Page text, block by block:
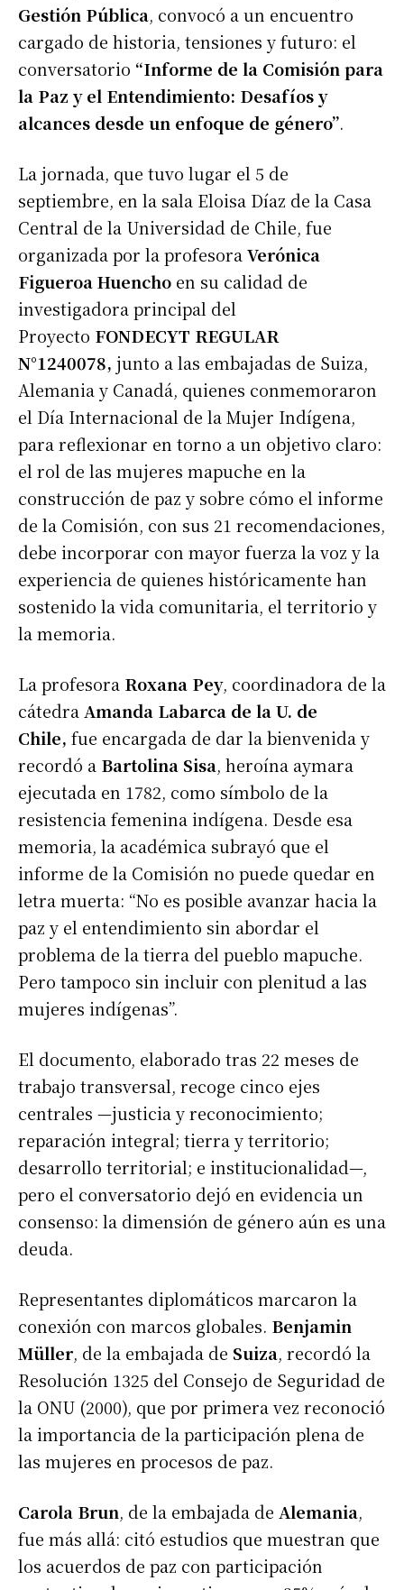
Gestión Pública, convocó a un encuentro
cargado de historia, tensiones y futuro: el
conversatorio “Informe de la Comisión para
la Paz y el Entendimiento: Desafíos y
alcances desde un enfoque de género”.
La jornada, que tuvo lugar el 5 de
septiembre, en la sala Eloisa Díaz de la Casa
Central de la Universidad de Chile, fue
organizada por la profesora Verónica
Figueroa Huencho en su calidad de
investigadora principal del
Proyecto FONDECYT REGULAR
N°1240078, junto a las embajadas de Suiza,
Alemania y Canadá, quienes conmemoraron
el Día Internacional de la Mujer Indígena,
para reflexionar en torno a un objetivo claro:
el rol de las mujeres mapuche en la
construcción de paz y sobre cómo el informe
de la Comisión, con sus 21 recomendaciones,
debe incorporar con mayor fuerza la voz y la
experiencia de quienes históricamente han
sostenido la vida comunitaria, el territorio y
la memoria.
La profesora Roxana Pey, coordinadora de la
cátedra Amanda Labarca de la U. de
Chile, fue encargada de dar la bienvenida y
recordó a Bartolina Sisa, heroína aymara
ejecutada en 1782, como símbolo de la
resistencia femenina indígena. Desde esa
memoria, la académica subrayó que el
informe de la Comisión no puede quedar en
letra muerta: “No es posible avanzar hacia la
paz y el entendimiento sin abordar el
problema de la tierra del pueblo mapuche.
Pero tampoco sin incluir con plenitud a las
mujeres indígenas”.
El documento, elaborado tras 22 meses de
trabajo transversal, recoge cinco ejes
centrales —justicia y reconocimiento;
reparación integral; tierra y territorio;
desarrollo territorial; e institucionalidad—,
pero el conversatorio dejó en evidencia un
consenso: la dimensión de género aún es una
deuda.
Representantes diplomáticos marcaron la
conexión con marcos globales. Benjamin
Müller, de la embajada de Suiza, recordó la
Resolución 1325 del Consejo de Seguridad de
la ONU (2000), que por primera vez reconoció
la importancia de la participación plena de
las mujeres en procesos de paz.
Carola Brun, de la embajada de Alemania,
fue más allá: citó estudios que muestran que
los acuerdos de paz con participación